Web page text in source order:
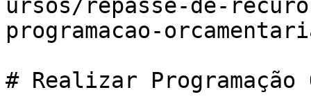
ursos/repasse-de-
programacao-
# Realizar Programação